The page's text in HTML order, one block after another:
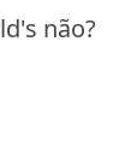
não?